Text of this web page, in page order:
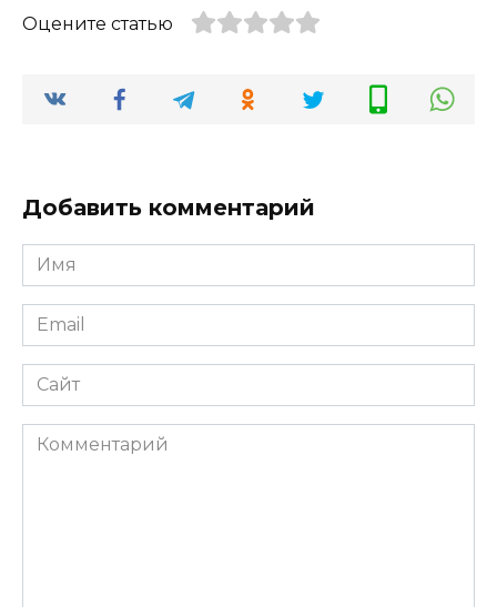
Оцените статью
Добавить комментарий
Имя
*
Email
*
Сайт
Комментарий